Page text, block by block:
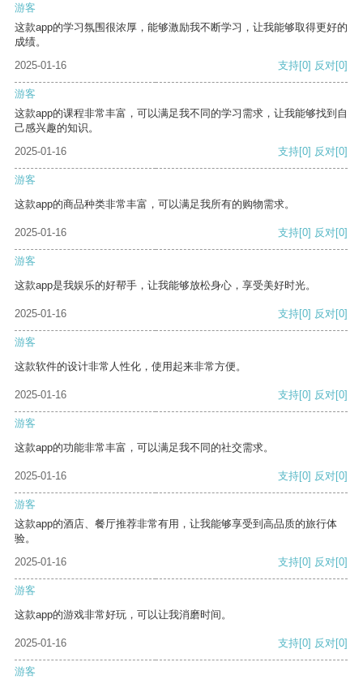
游客
这款app的学习氛围很浓厚，能够激励我不断学习，让我能够取得更好的
成绩。
2025-01-16
支持[0] 反对[0]
游客
这款app的课程非常丰富，可以满足我不同的学习需求，让我能够找到自
己感兴趣的知识。
2025-01-16
支持[0] 反对[0]
游客
这款app的商品种类非常丰富，可以满足我所有的购物需求。
2025-01-16 支持[0] 反对[0]
游客
这款app是我娱乐的好帮手，让我能够放松身心，享受美好时光。
2025-01-16 支持[0] 反对[0]
游客
这款软件的设计非常人性化，使用起来非常方便。
2025-01-16 支持[0] 反对[0]
游客
这款app的功能非常丰富，可以满足我不同的社交需求。
2025-01-16 支持[0] 反对[0]
游客
这款app的酒店、餐厅推荐非常有用，让我能够享受到高品质的旅行体
验。
2025-01-16
支持[0] 反对[0]
游客
这款app的游戏非常好玩，可以让我消磨时间。
2025-01-16 支持[0] 反对[0]
游客